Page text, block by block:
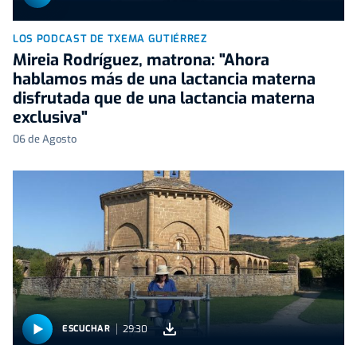
LOS PODCAST DE TXEMA GUTIÉRREZ
Mireia Rodríguez, matrona: "Ahora
hablamos más de una lactancia materna
disfrutada que de una lactancia materna
exclusiva"
06 de Agosto
ESCUCHAR 29:30